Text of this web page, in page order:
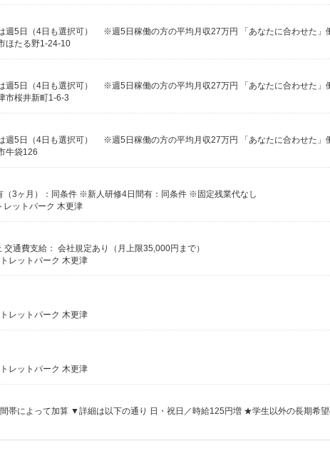
ほたる野1-24-10
市桜井新町1-6-3
牛袋126
（3ヶ月）：同条件 ※新人研修4日間有：同条件 ※固定残業代なし
ットパーク 木更津
通費支給： 会社規定あり（月上限35,000円まで）
レットパーク 木更津
レットパーク 木更津
レットパーク 木更津